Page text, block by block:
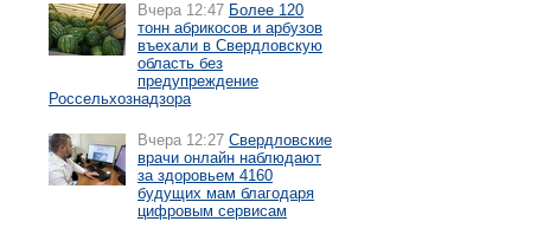
Вчера 12:47 Более 120
тонн абрикосов и арбузов
въехали в Свердловскую
область без
предупреждение
Россельхознадзора
Вчера 12:27 Свердловские
врачи онлайн наблюдают
за здоровьем 4160
будущих мам благодаря
цифровым сервисам